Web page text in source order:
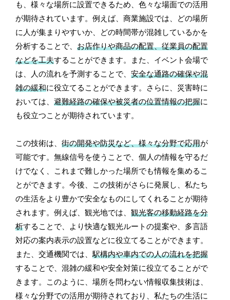
も、様々な場所に設置できるため、色々な場面での活用
が期待されています。例えば、商業施設では、どの場所
に人が集まりやすいか、どの時間帯が混雑しているかを
分析することで、お店作りや商品の配置、従業員の配置
などを工夫することができます。また、イベント会場で
は、人の流れを予測することで、安全な通路の確保や混
雑の緩和に役立てることができます。さらに、災害時に
おいては、避難経路の確保や被災者の位置情報の把握に
も役立つことが期待されています。
この技術は、街の開発や防災など、様々な分野で応用が
可能です。無線信号を使うことで、個人の情報を守るだ
けでなく、これまで難しかった場所でも情報を集めるこ
とができます。今後、この技術がさらに発展し、私たち
の生活をより豊かで安全なものにしてくれることが期待
されます。例えば、観光地では、観光客の移動経路を分
析することで、より快適な観光ルートの提案や、多言語
対応の案内表示の設置などに役立てることができます。
また、交通機関では、駅構内や車内での人の流れを把握
することで、混雑の緩和や安全対策に役立てることがで
きます。このように、場所を問わない情報収集技術は、
様々な分野での活用が期待されており、私たちの生活に